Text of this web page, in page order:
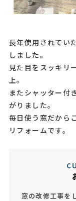
長年使用されてい
しました。
見た目をスッキリ
上。
またシャッター付
がりました。
毎日使う窓だから
リフォームです。
窓の改修工事を